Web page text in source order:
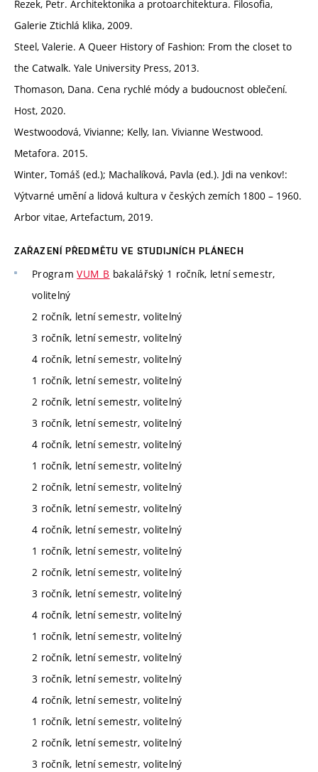
Rezek, Petr. Architektonika a protoarchitektura. Filosofia,
Galerie Ztichlá klika, 2009.
Steel, Valerie. A Queer History of Fashion: From the closet to
the Catwalk. Yale University Press, 2013.
Thomason, Dana. Cena rychlé módy a budoucnost oblečení.
Host, 2020.
Westwoodová, Vivianne; Kelly, Ian. Vivianne Westwood.
Metafora. 2015.
Winter, Tomáš (ed.); Machalíková, Pavla (ed.). Jdi na venkov!:
Výtvarné umění a lidová kultura v českých zemích 1800 – 1960.
Arbor vitae, Artefactum, 2019.
ZAŘAZENÍ PŘEDMĚTU VE STUDIJNÍCH PLÁNECH
ProgramVUM_B bakalářský 1 ročník, letní semestr,
volitelný
2 ročník, letní semestr, volitelný
3 ročník, letní semestr, volitelný
4 ročník, letní semestr, volitelný
1 ročník, letní semestr, volitelný
2 ročník, letní semestr, volitelný
3 ročník, letní semestr, volitelný
4 ročník, letní semestr, volitelný
1 ročník, letní semestr, volitelný
2 ročník, letní semestr, volitelný
3 ročník, letní semestr, volitelný
4 ročník, letní semestr, volitelný
1 ročník, letní semestr, volitelný
2 ročník, letní semestr, volitelný
3 ročník, letní semestr, volitelný
4 ročník, letní semestr, volitelný
1 ročník, letní semestr, volitelný
2 ročník, letní semestr, volitelný
3 ročník, letní semestr, volitelný
4 ročník, letní semestr, volitelný
1 ročník, letní semestr, volitelný
2 ročník, letní semestr, volitelný
3 ročník, letní semestr, volitelný